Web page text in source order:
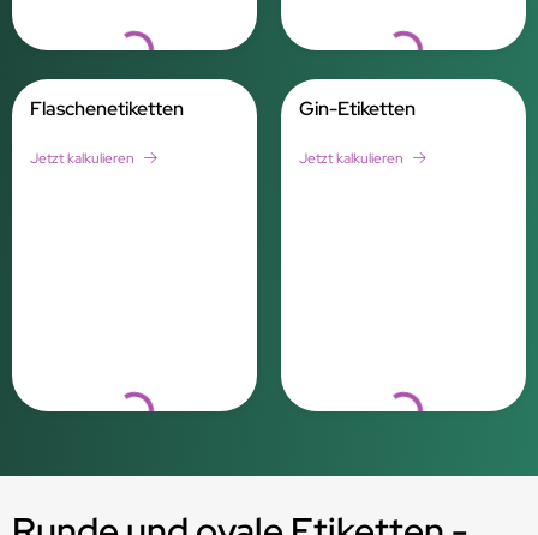
Loading... Loading...
Loading...
Flaschenetiketten
Jetzt kalkulieren
Loading...
Gin-Etiketten
Jetzt kalkulieren